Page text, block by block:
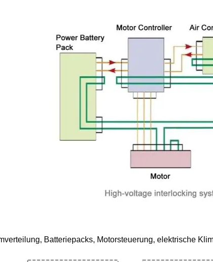
Batteriepacks, Motorsteuerung, elektrische